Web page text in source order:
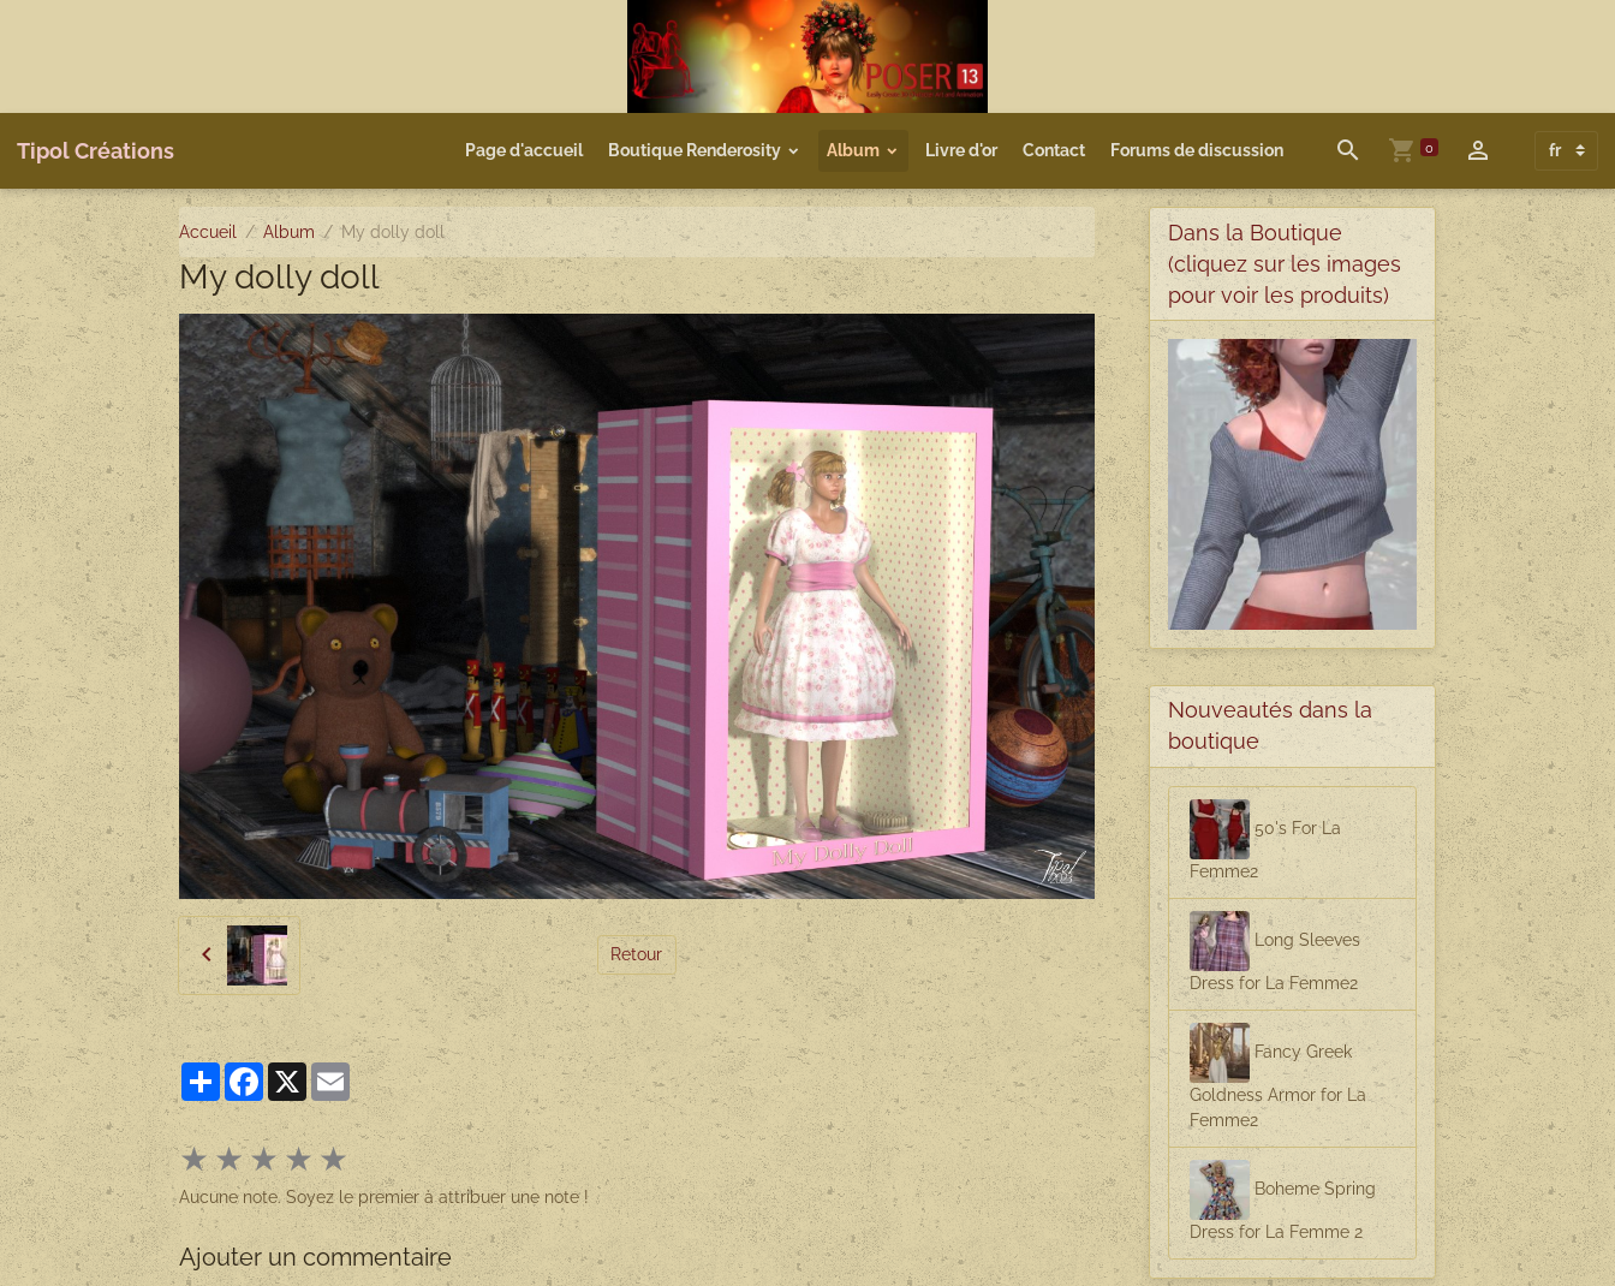
Tipol Créations Page d'accueil Boutique Renderosity Album Livre d'or Contact Forums de discussion 0
Accueil Album My dolly doll
My dolly doll
Retour
PartagerFacebook
X Email
★★★★ ★
Aucune note. Soyez le premier à attribuer une note !
Ajouter un commentaire
Dans la Boutique
(cliquez sur les images
pour voir les produits)
Nouveautés dans la
boutique
50's For La
Femme2
Long Sleeves
Dress for La Femme2
Fancy Greek
Goldness Armor for La
Femme2
Boheme Spring
Dress for La Femme 2